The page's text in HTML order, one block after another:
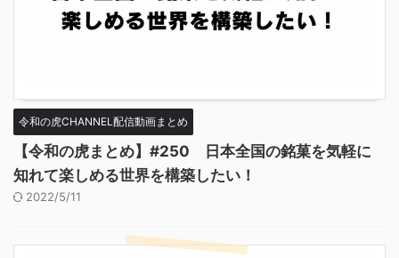
令和の虎CHANNEL配信動画まとめ
【令和の虎まとめ】#250 日本全国の銘菓を気軽に
知れて楽しめる世界を構築したい！
2022/5/11